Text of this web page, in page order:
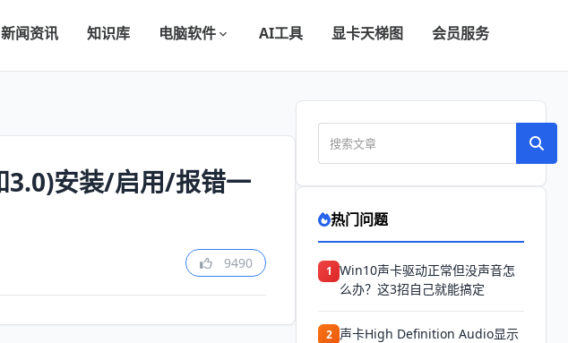
新闻资讯 知识库 电脑软件 AI工具 显卡天梯图 会员服务
安装/启用/报错一
9490
热门问题
1 Win10声卡驱动正常但没声音怎
么办？这3招自己就能搞定
2 声卡High Definition Audio显示